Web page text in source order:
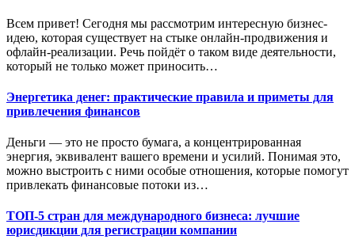
Всем привет! Сегодня мы рассмотрим интересную бизнес-
идею, которая существует на стыке онлайн-продвижения и
офлайн-реализации. Речь пойдёт о таком виде деятельности,
который не только может приносить…
Энергетика денег: практические правила и приметы для
привлечения финансов
Деньги — это не просто бумага, а концентрированная
энергия, эквивалент вашего времени и усилий. Понимая это,
можно выстроить с ними особые отношения, которые помогут
привлекать финансовые потоки из…
ТОП-5 стран для международного бизнеса: лучшие
юрисдикции для регистрации компании